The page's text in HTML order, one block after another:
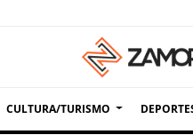
CULTURA/TURISMO